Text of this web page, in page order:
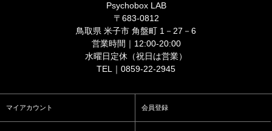
Psychobox LAB
〒683-0812
鳥取県 米子市 角盤町 1－27－6
営業時間｜12:00-20:00
水曜日定休（祝日は営業）
TEL｜0859-22-2945
マイアカウント 会員登録